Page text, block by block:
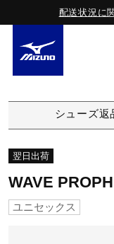
配送状況に
スニーカ
ランニング
シューズ返
翌日出荷
WAVE
ユニセックス